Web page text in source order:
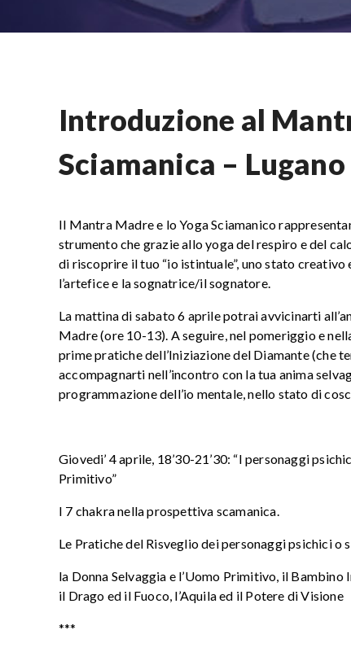
Introduzione al
Sciamanica – Lugano
Il Mantra Madre e lo Yoga Sciamanico
strumento che grazie allo yoga del respiro e del
di riscoprire il tuo “io istintuale”, uno stato
l’artefice e la sognatrice/il sognatore.
La mattina di sabato 6 aprile potrai avvicinarti
Madre (ore 10-13). A seguire, nel pomeriggio e
prime pratiche dell’Iniziazione del Diamante (che
accompagnarti nell’incontro con la tua anima
programmazione dell’io mentale, nello stato di
Giovedi’ 4 aprile, 18’30-21’30: “I personaggi
Primitivo”
I 7 chakra nella prospettiva scamanica.
Le Pratiche del Risveglio dei personaggi psichici o
la Donna Selvaggia e l’Uomo Primitivo, il
il Drago ed il Fuoco, l’Aquila ed il Potere di Visione
***